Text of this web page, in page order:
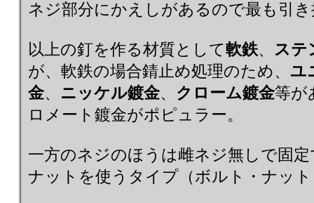
ネジ部分にかえしがあるので最も引
以上の釘を作る材質として軟鉄、 ステ
が、軟鉄の場合錆止め処理のため、 ユ
金、 ニッケル鍍金、 クローム鍍金等が
ロメート鍍金がポピュラー。
一方のネジのほうは雌ネジ無しで固
ナットを使うタイプ（ボルト・ナッ